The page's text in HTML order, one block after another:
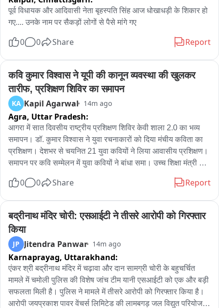
पूर्व विधायक और आदिवासी नेता बृहस्पति सिंह आज धोखाधड़ी के शिकार हो
गए.... उनके नाम पर सैकड़ों लोगों से पैसे मांगे गए
0 0 Share Report
कवि कुमार विश्वास ने यूपी की कानून व्यवस्था की खुलकर
तारीफ, प्रशिक्षण शिविर का समापन
KA Kapil Agarwal 14m ago
Agra, Uttar Pradesh:
आगरा में सात दिवसीय राष्ट्रीय प्रशिक्षण शिविर केवी शाला 2.0 का भव्य
समापन। डॉ. कुमार विश्वास ने युवा रचनाकारों को दिया मंचीय कविता का
प्रशिक्षण। देशभर से चयनित 21 युवा कवियों ने लिया आवासीय प्रशिक्षण।
समापन पर कवि सम्मेलन में युवा कवियों ने बांधा समा। उच्च शिक्षा मंत्री
कानून व्यवस्था की खुलकर सराहना की। बोले- अपराधियों में कानून का डर,
सरकार अच्छा करेगी तो तारीफ, गलत करेगी तो खुलकर विरोध करेंगे।
समाज के हित में सच कहना ही कवि का सबसे बड़ा धर्म- कुमार विश्वास。
0 0 Share Report
बद्रीनाथ मंदिर चोरी: एसआईटी ने तीसरे आरोपी को गिरफ्तार
किया
JP Jitendra Panwar 14m ago
Karnaprayag, Uttarakhand:
एंकर श्री बद्रीनाथ मंदिर में चढ़ावा और दान सामग्री चोरी के बहुचर्चित
मामले में चमोली पुलिस की विशेष जांच टीम यानी एसआईटी को एक और बड़ी
सफलता मिली है। पुलिस ने मामले में तीसरे आरोपी को गिरफ्तार किया है।
आरोपी जयप्रकाश पावर वेंचर्स लिमिटेड की लामबगड़ जल विद्युत परियोजना